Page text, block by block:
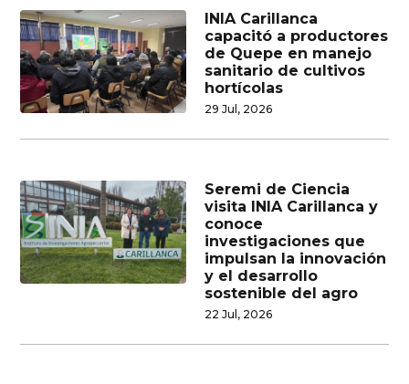
INIA Carillanca
capacitó a productores
de Quepe en manejo
sanitario de cultivos
hortícolas
29 Jul, 2026
Seremi de Ciencia
visita INIA Carillanca y
conoce
investigaciones que
impulsan la innovación
y el desarrollo
sostenible del agro
22 Jul, 2026